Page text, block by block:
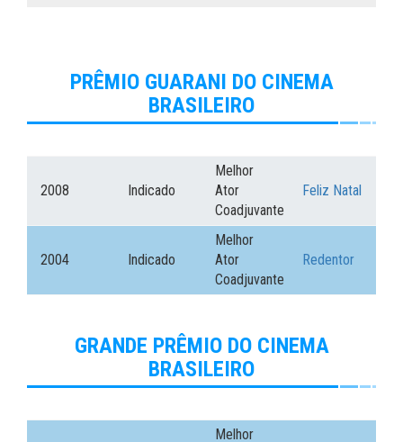
PRÊMIO GUARANI DO CINEMA
BRASILEIRO
2008 Indicado
Melhor
Ator
Coadjuvante
Feliz Natal
2004 Indicado
Melhor
Ator
Coadjuvante
Redentor
GRANDE PRÊMIO DO CINEMA
BRASILEIRO
Melhor